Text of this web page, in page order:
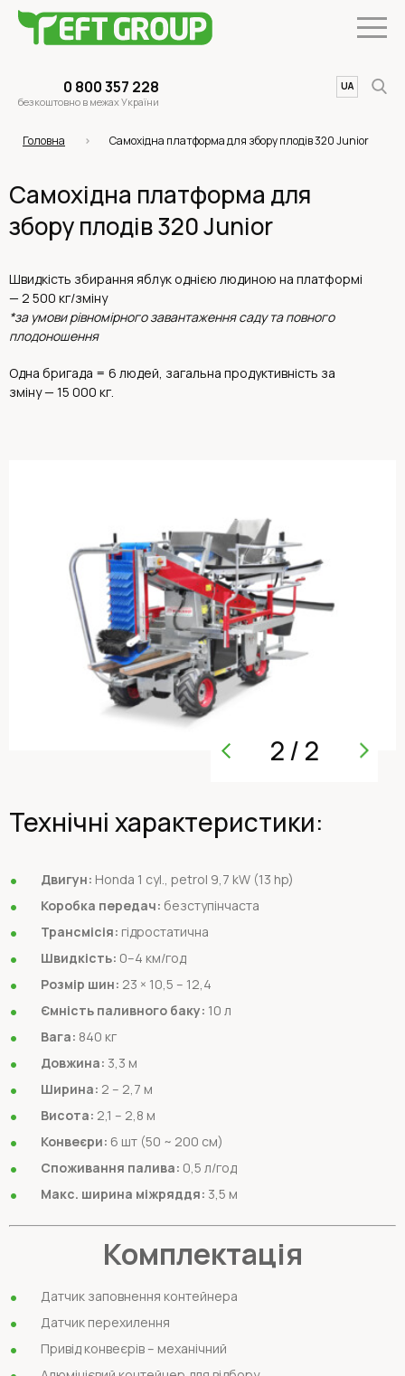
0 800 357 228
безкоштовно в межах України
UA
EN
Головна Самохідна платформа для збору плодів 320 Junior
Самохідна платформа для
збору плодів 320 Junior
Швидкість збирання яблук однією людиною на платформі
— 2 500 кг/зміну
*за умови рівномірного завантаження саду та повного
плодоношення
Одна бригада = 6 людей, загальна продуктивність за
зміну — 15 000 кг.
2/ 2
Технічні характеристики:
Двигун: Honda 1 cyl., petrol 9,7 kW (13 hp)
Коробка передач: безступінчаста
Трансмісія: гідростатична
Швидкість: 0–4 км/год
Розмір шин: 23 × 10,5 – 12,4
Ємність паливного баку: 10 л
Вага: 840 кг
Довжина: 3,3 м
Ширина: 2 – 2,7 м
Висота: 2,1 – 2,8 м
Конвеєри: 6 шт (50 ~ 200 см)
Споживання палива: 0,5 л/год
Макс. ширина міжряддя: 3,5 м
Комплектація
Датчик заповнення контейнера
Датчик перехилення
Привід конвеєрів – механічний